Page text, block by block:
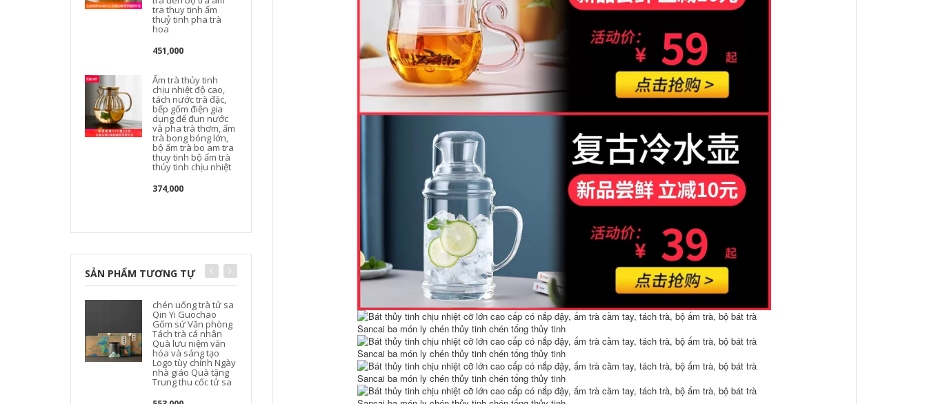
tra thuy tinh ấm
thuỷ tinh pha trà
hoa
451,000
Ấm trà thủy tinh
chịu nhiệt độ cao,
tách nước trà đặc,
bếp gốm điện gia
dụng để đun nước
và pha trà thơm, ấm
trà bong bóng lớn,
bộ ấm trà bo am tra
thuy tinh bộ ấm trà
thủy tinh chịu nhiệt
374,000
tinh ấm pha trà thủy
chịu nhiệt độ cao,
công suất lớn, ấm
đun nước bếp điện
Đình Trà Đen Hoa
Ấm Trà Bong Bóng
Nhỏ Ấm Trà Bộ Trà
ấm pha trà thủy tinh
cao cấp ấm thuỷ
tinh pha trà hoa
411,000
Ấm trà thủy tinh
chịu nhiệt độ cao
dày bếp gốm điện
ấm đun nước xử lý
công suất lớn hộ gia
đình ấm trà bộ trà
bộ bình trà thủy tinh
cao cấp bình trà
thuỷ tinh
544,000
SẢN PHẨM TƯƠNG TỰ
chén uống trà tử sa
Qin Yi Guochao
Gốm sứ Văn phòng
Tách trà cá nhân
Quà lưu niệm văn
hóa và sáng tạo
Logo tùy chỉnh Ngày
nhà giáo Quà tặng
Trung thu cốc tử sa
Nghi Hưng ban đầu
quặng nguyên chất
handmade cát tím
cốc trà cát tím trà
tinh tế cốc miệng
Phật cốc chén khải
chén khải pha trà
Cốc nước cá nhân
Yixing Zisha hoàn
toàn được làm thủ
công bằng tay có
nắp đậy cho hộ gia
đình nam và nữ
Công suất lớn Kung
Fu Trà thông tre
mận cốc tử sa cốc tử
sa